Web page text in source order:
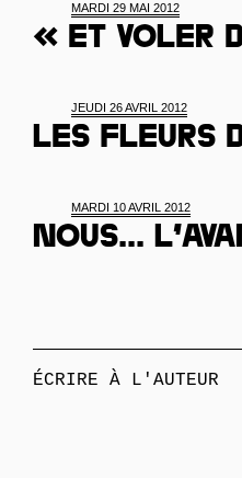
MARDI 29 MAI 2012
« Et voler
JEUDI 26 AVRIL 2012
Les fleurs
MARDI 10 AVRIL 2012
Nous...
ÉCRIRE À L'AUTEUR